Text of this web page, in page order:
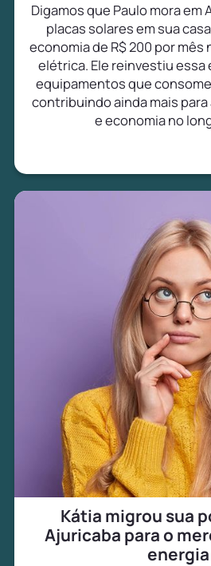
Digamos que Paulo mora em
placas solares em sua
economia de R$ 200 por
elétrica. Ele reinvestiu essa
equipamentos que
contribuindo ainda mais
e economia no
Kátia migrou sua
Ajuricaba para o
energia